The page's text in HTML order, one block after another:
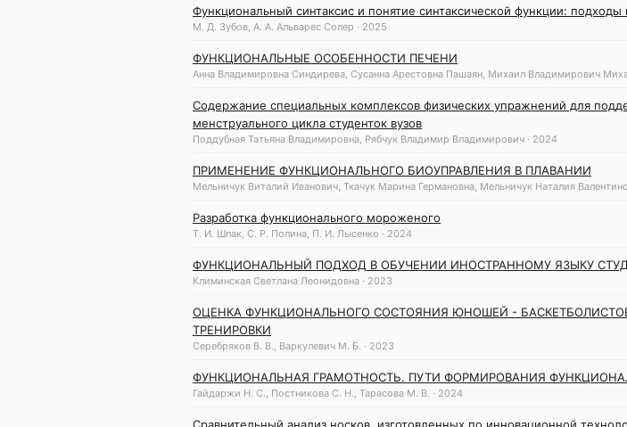
Функциональный синтаксис и понятие синтаксической функции: подходы
М. Д. Зубов, А. А. Альварес Солер · 2025
ФУНКЦИОНАЛЬНЫЕ ОСОБЕННОСТИ ПЕЧЕНИ
Анна Владимировна Синдирева, Сусанна Арестовна Пашаян, Михаил Владимирович
Содержание специальных комплексов физических упражнений для
менструального цикла студенток вузов
Поддубная Татьяна Владимировна, Рябчук Владимир Владимирович · 2024
ПРИМЕНЕНИЕ ФУНКЦИОНАЛЬНОГО БИОУПРАВЛЕНИЯ В ПЛАВАНИИ
Мельничук Виталий Иванович, Ткачук Марина Германовна, Мельничук Наталия
Разработка функционального мороженого
Т. И. Шпак, С. Р. Полина, П. И. Лысенко · 2024
ФУНКЦИОНАЛЬНЫЙ ПОДХОД В ОБУЧЕНИИ ИНОСТРАННОМУ ЯЗЫКУ
Климинская Светлана Леонидовна · 2023
ОЦЕНКА ФУНКЦИОНАЛЬНОГО СОСТОЯНИЯ ЮНОШЕЙ -
ТРЕНИРОВКИ
Серебряков В. В., Варкулевич М. Б. · 2023
ФУНКЦИОНАЛЬНАЯ ГРАМОТНОСТЬ. ПУТИ ФОРМИРОВАНИЯ
Гайдаржи Н. С., Постникова С. Н., Тарасова М. В. · 2024
Сравнительный анализ носков, изготовленных по инновационной